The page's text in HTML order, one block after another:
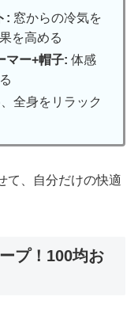
: 窓からの冷気を
を高める
マー+帽子: 体感
全身をリラック
て、自分だけの快適
プ！100均お